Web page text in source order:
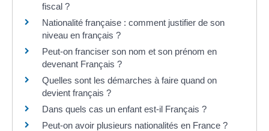
fiscal ?
Nationalité française : comment justifier de son
niveau en français ?
Peut-on franciser son nom et son prénom en
devenant Français ?
Quelles sont les démarches à faire quand on
devient français ?
Dans quels cas un enfant est-il Français ?
Peut-on avoir plusieurs nationalités en France ?